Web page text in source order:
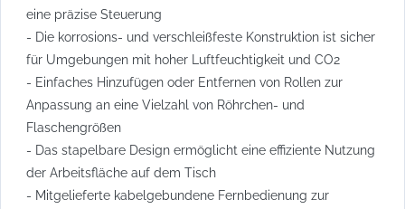
eine präzise Steuerung
- Die korrosions- und verschleißfeste Konstruktion ist sicher
für Umgebungen mit hoher Luftfeuchtigkeit und CO2
- Einfaches Hinzufügen oder Entfernen von Rollen zur
Anpassung an eine Vielzahl von Röhrchen- und
Flaschengrößen
- Das stapelbare Design ermöglicht eine effiziente Nutzung
der Arbeitsfläche auf dem Tisch
- Mitgelieferte kabelgebundene Fernbedienung zur